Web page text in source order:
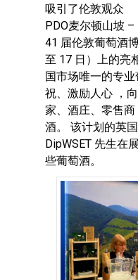
吸引了伦敦观众
PDO麦尔顿山坡 –
41 届伦敦葡萄酒
至 17 日）上的亮
国市场唯一的专
祝、激励人心 ，
家、酒庄、零售
酒。 该计划的英
DipWSET 先生在
些葡萄酒。